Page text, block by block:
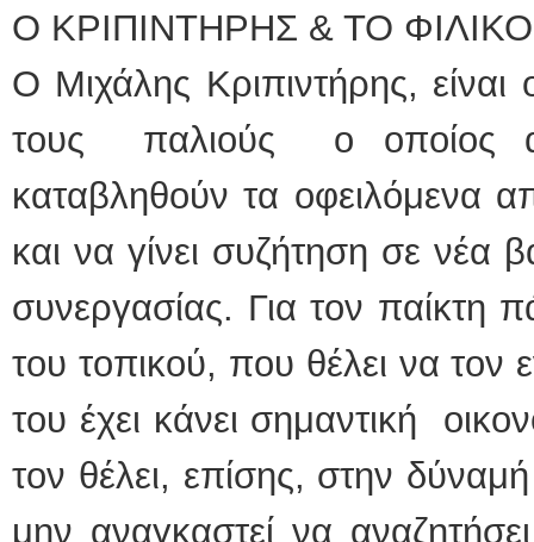
Ο ΚΡΙΠΙΝΤΗΡΗΣ & ΤΟ ΦΙΛΙΚΟ
Ο Μιχάλης Κριπιντήρης,
τους παλιούς ο οποίος
καταβληθούν τα οφειλόμενα
και να γίνει συζήτηση σε νέα
συνεργασίας. Για τον παίκτη
του τοπικού, που θέλει να τον
του έχει κάνει σημαντική
τον θέλει, επίσης, στην
μην αναγκαστεί να